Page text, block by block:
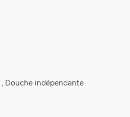
, Douche indépendante